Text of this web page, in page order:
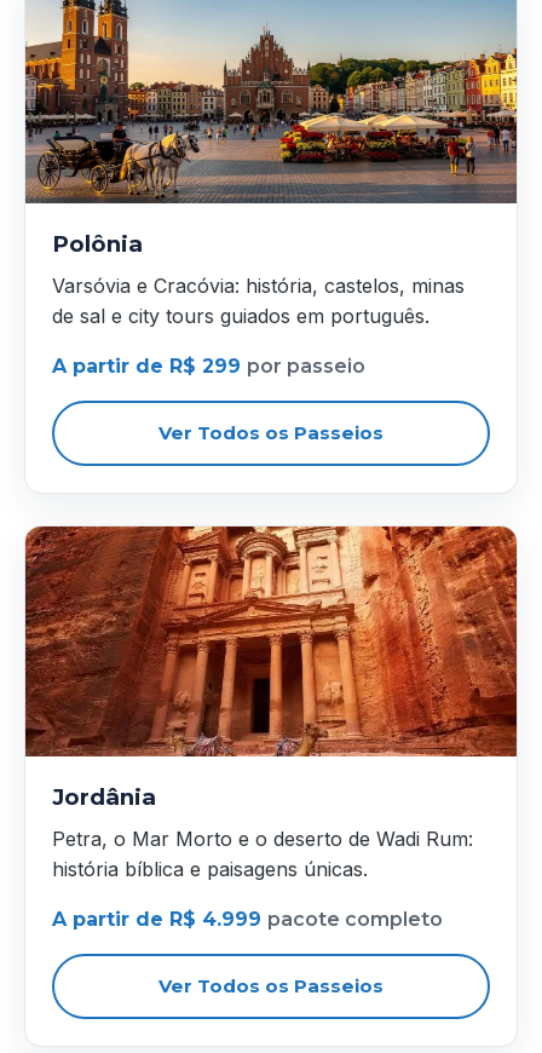
Polônia
Varsóvia e Cracóvia: história, castelos, minas
de sal e city tours guiados em português.
A partir de R$ 299 por passeio
Ver Todos os Passeios
Jordânia
Petra, o Mar Morto e o deserto de Wadi Rum:
história bíblica e paisagens únicas.
A partir de R$ 4.999 pacote completo
Ver Todos os Passeios